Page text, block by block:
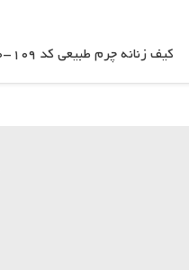
کیف زنانه چرم طبیعی کد 109-20
اطلاعات بیشتر